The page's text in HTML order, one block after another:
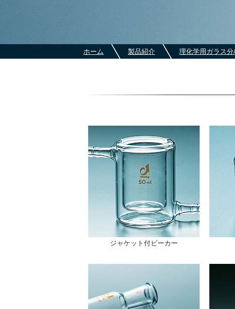
ホーム 製品紹介 理化学用ガラス
ジャケット付ビーカー